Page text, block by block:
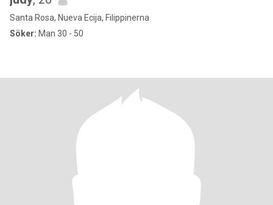
Santa Rosa, Nueva Ecija, Filippinerna
Söker: Man 30 - 50